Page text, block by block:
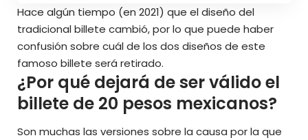
Hace algún tiempo (en 2021) que el diseño del
tradicional billete cambió, por lo que puede haber
confusión sobre cuál de los dos diseños de este
famoso billete será retirado.
¿Por qué dejará de ser válido el
billete de 20 pesos mexicanos?
Son muchas las versiones sobre la causa por la que